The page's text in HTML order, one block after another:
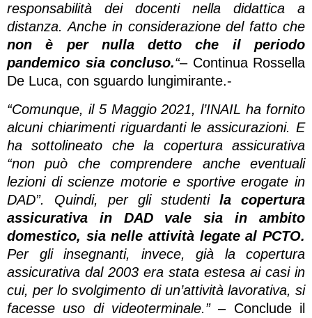
responsabilità dei docenti nella didattica a
distanza. Anche in considerazione del fatto che
non è per nulla detto che il periodo
pandemico sia concluso.“– Continua Rossella
De Luca, con sguardo lungimirante.-
“Comunque, il 5 Maggio 2021, l’INAIL ha fornito
alcuni chiarimenti riguardanti le assicurazioni. E
ha sottolineato che la copertura assicurativa
“non può che comprendere anche eventuali
lezioni di scienze motorie e sportive erogate in
DAD”. Quindi, per gli studenti la copertura
assicurativa in DAD vale sia in ambito
domestico, sia nelle attività legate al PCTO.
Per gli insegnanti, invece, già la copertura
assicurativa dal 2003 era stata estesa ai casi in
cui, per lo svolgimento di un’attività lavorativa, si
facesse uso di videoterminale.” –Conclude il